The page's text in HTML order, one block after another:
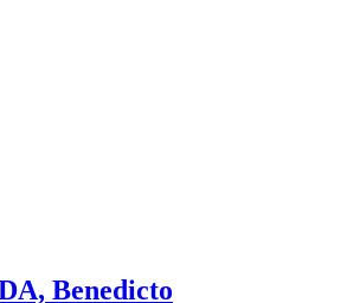
Benedicto